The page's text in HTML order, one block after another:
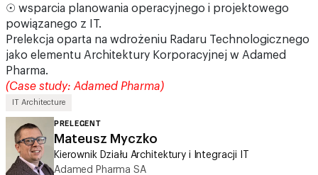
☉ wsparcia planowania operacyjnego i projektowego
powiązanego z IT.
Prelekcja oparta na wdrożeniu Radaru Technologicznego
jako elementu Architektury Korporacyjnej w Adamed
Pharma.
(Case study: Adamed Pharma)
IT Architecture
PRELEGENT
Mateusz Myczko
Kierownik Działu Architektury i Integracji IT
Adamed Pharma SA